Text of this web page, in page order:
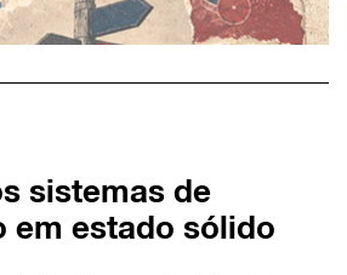
sistemas de
em estado sólido